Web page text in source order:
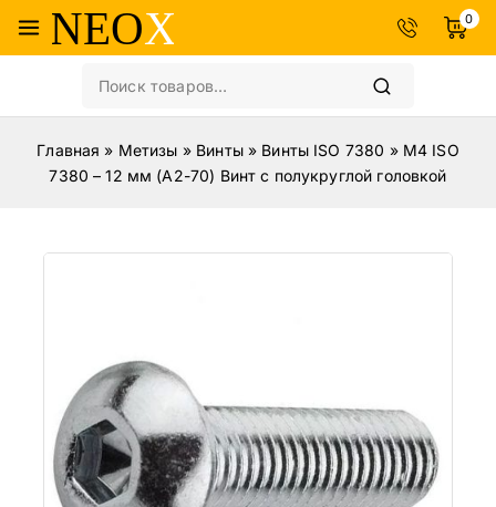
0
Главная » Метизы » Винты» Винты ISO 7380 » M4 ISO
7380 – 12 мм (A2-70) Винт с полукруглой головкой